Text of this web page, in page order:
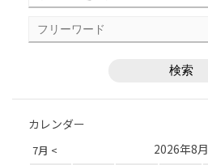
カレンダー
7月 < 2026年8月